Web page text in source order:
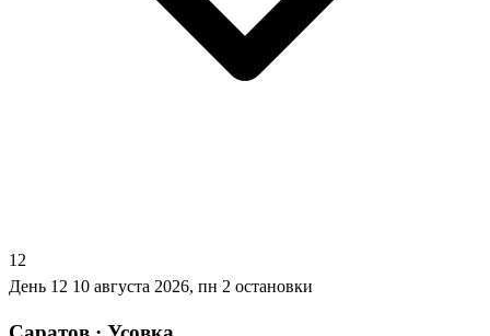
12
День 12 10 августа 2026, пн 2 остановки